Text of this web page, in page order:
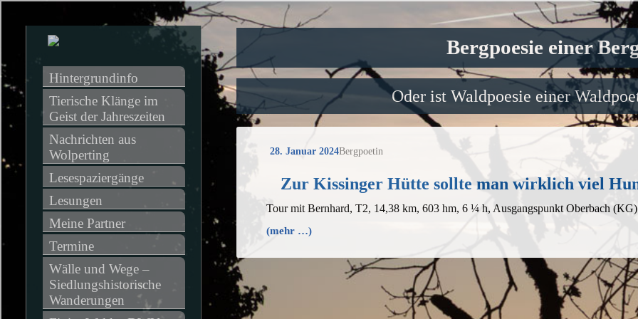
Bergpoesie einer
Oder ist Waldpoesie einer
28. Januar 2024Bergpoetin
Zur Kissinger Hütte sollte man wirklich viel
Tour mit Bernhard, T2, 14,38 km, 603 hm, 6 ¼ h, Ausgangspunkt Oberbach (KG)
(mehr …)
Hintergrundinfo
Tierische Klänge im
Geist der Jahreszeiten
Nachrichten aus
Wolperting
Lesespaziergänge
Lesungen
Meine Partner
Termine
Wälle und Wege –
Siedlungshistorische
Wanderungen